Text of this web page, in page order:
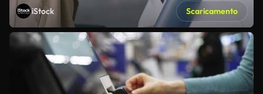
iStock Scaricamento